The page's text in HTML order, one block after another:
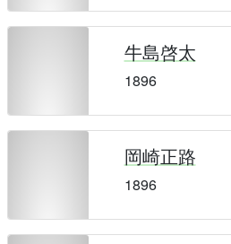
牛島啓太
1896
岡崎正路
1896